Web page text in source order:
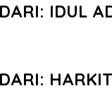
IDUL